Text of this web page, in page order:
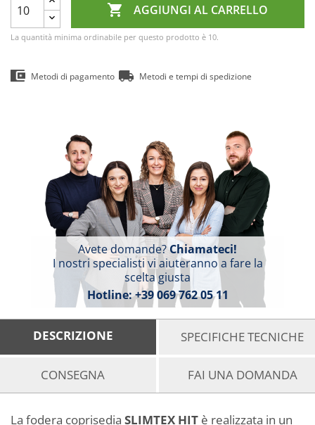
 AGGIUNGI AL CARRELLO
La quantità minima ordinabile per questo prodotto è 10.
Metodi di pagamento Metodi e tempi di spedizione
Avete domande?Chiamateci!
I nostri specialisti vi aiuteranno a fare la
scelta giusta
Hotline:+39 069 762 05 11
DESCRIZIONE SPECIFICHE TECNICHE
CONSEGNA FAI UNA DOMANDA
La fodera coprisedia SLIMTEX HIT è realizzata in un